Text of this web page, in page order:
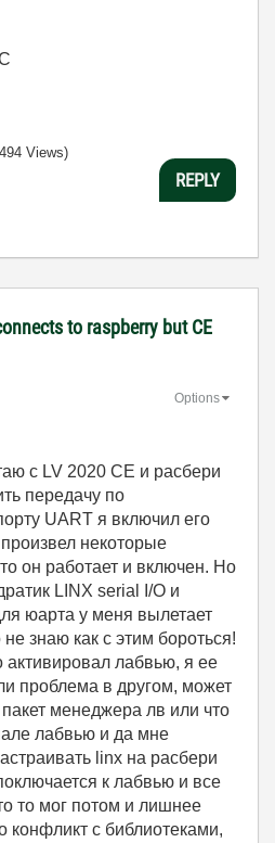
Views)
REPLY
to raspberry but CE
Options
с LV 2020 CE и расбери
передачу по
UART я включил его
некоторые
он работает и включен. Но
LINX serial I/O и
юарта у меня вылетает
знаю как с этим бороться!
активировал лабвью, я ее
проблема в другом, может
пакет менеджера лв или что
лабвью и да мне
linx на расбери
к лабвью и все
то мог потом и лишнее
конфликт с библиотеками,